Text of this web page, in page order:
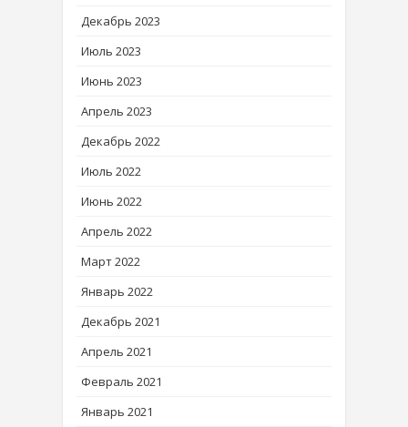
Декабрь 2023
Июль 2023
Июнь 2023
Апрель 2023
Декабрь 2022
Июль 2022
Июнь 2022
Апрель 2022
Март 2022
Январь 2022
Декабрь 2021
Апрель 2021
Февраль 2021
Январь 2021